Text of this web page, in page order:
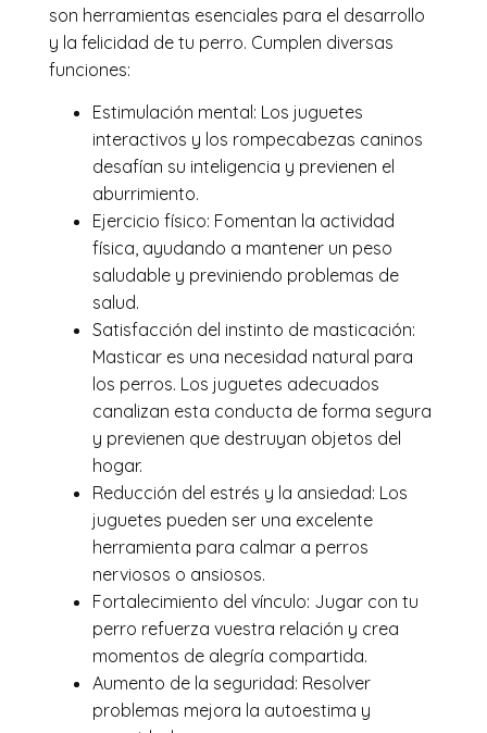
son herramientas esenciales para el desarrollo
y la felicidad de tu perro. Cumplen diversas
funciones:
Estimulación mental: Los juguetes
interactivos y los rompecabezas caninos
desafían su inteligencia y previenen el
aburrimiento.
Ejercicio físico: Fomentan la actividad
física, ayudando a mantener un peso
saludable y previniendo problemas de
salud.
Satisfacción del instinto de masticación:
Masticar es una necesidad natural para
los perros. Los juguetes adecuados
canalizan esta conducta de forma segura
y previenen que destruyan objetos del
hogar.
Reducción del estrés y la ansiedad: Los
juguetes pueden ser una excelente
herramienta para calmar a perros
nerviosos o ansiosos.
Fortalecimiento del vínculo: Jugar con tu
perro refuerza vuestra relación y crea
momentos de alegría compartida.
Aumento de la seguridad: Resolver
problemas mejora la autoestima y